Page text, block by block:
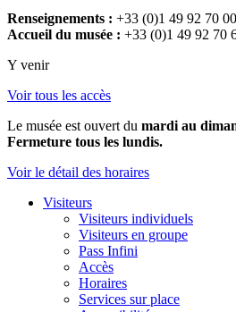
Renseignements : +33 (0)1 49 92 70 00
Accueil du musée : +33 (0)1 49 92 70
Y venir
Voir tous les accès
Le musée est ouvert du mardi au
Fermeture tous les lundis.
Voir le détail des horaires
Visiteurs
Visiteurs individuels
Visiteurs en groupe
Pass Infini
Accès
Horaires
Services sur place